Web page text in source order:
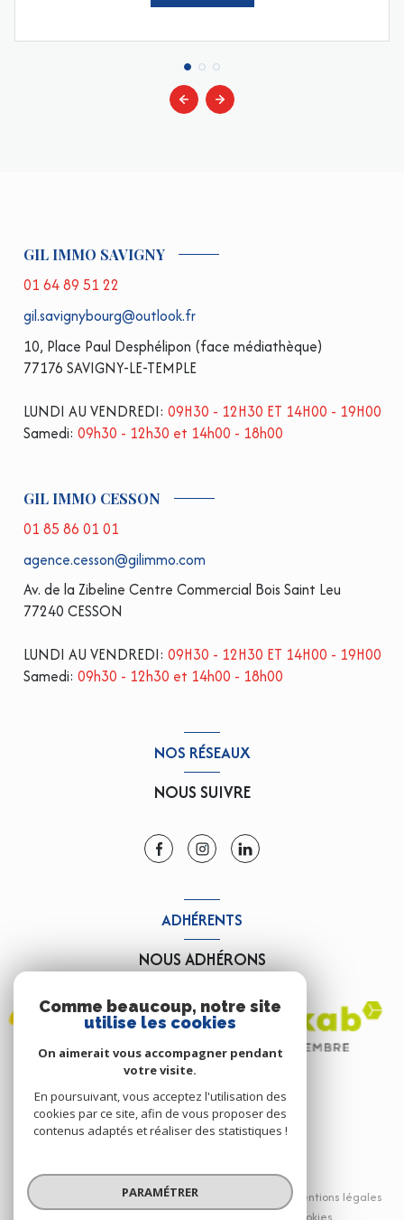
GIL IMMO SAVIGNY
01 64 89 51 22
gil.savignybourg@outlook.fr
10, Place Paul Desphélipon (face médiathèque)
77176 SAVIGNY-LE-TEMPLE
LUNDI AU VENDREDI: 09H30 - 12H30 ET 14H00 - 19H00
Samedi: 09h30 - 12h30 et 14h00 - 18h00
GIL IMMO CESSON
01 85 86 01 01
agence.cesson@gilimmo.com
Av. de la Zibeline Centre Commercial Bois Saint Leu
77240 CESSON
LUNDI AU VENDREDI: 09H30 - 12H30 ET 14H00 - 19H00
Samedi: 09h30 - 12h30 et 14h00 - 18h00
NOS RÉSEAUX
NOUS SUIVRE
ADHÉRENTS
NOUS ADHÉRONS
© 2026 | Tous droits réservés
Nos partenaires
Nos honoraires
Mentions légales
Comme beaucoup, notre site
utilise les cookies
On aimerait vous accompagner pendant
votre visite.
En poursuivant, vous acceptez l'utilisation des
cookies par ce site, afin de vous proposer des
contenus adaptés et réaliser des statistiques !
PARAMÉTRER